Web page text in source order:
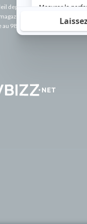
depuis 2001, Richard
TV Hebdo de 1996 à
98,5.